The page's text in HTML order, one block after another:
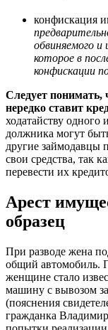
конфискация
обвиняемого
которое в
конфискации
Следует понимать,
нередко ставит
ходатайству одного
должника могут
другие займодавцы
свои средства, так
перевести их
Арест
образец
При разводе жена
общий автомобиль.
женщине стало
машину с вывозом
(пояснения
гражданка